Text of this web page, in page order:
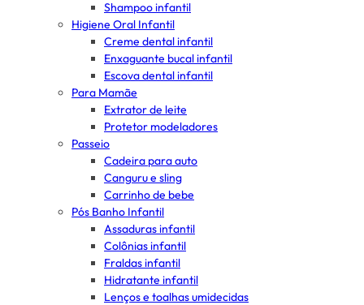
Shampoo infantil
Higiene Oral Infantil
Creme dental infantil
Enxaguante bucal infantil
Escova dental infantil
Para Mamãe
Extrator de leite
Protetor modeladores
Passeio
Cadeira para auto
Canguru e sling
Carrinho de bebe
Pós Banho Infantil
Assaduras infantil
Colônias infantil
Fraldas infantil
Hidratante infantil
Lenços e toalhas umidecidas